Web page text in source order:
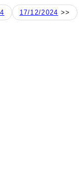
17/12/2024 >>